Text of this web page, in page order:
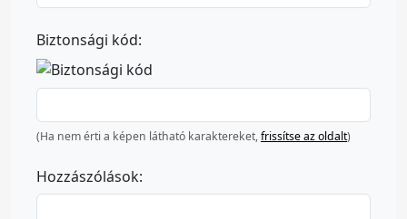
Biztonsági kód:
(Ha nem érti a képen látható karaktereket,frissítse az oldalt)
Hozzászólások: